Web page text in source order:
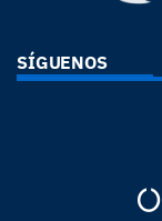
SÍGUENOS